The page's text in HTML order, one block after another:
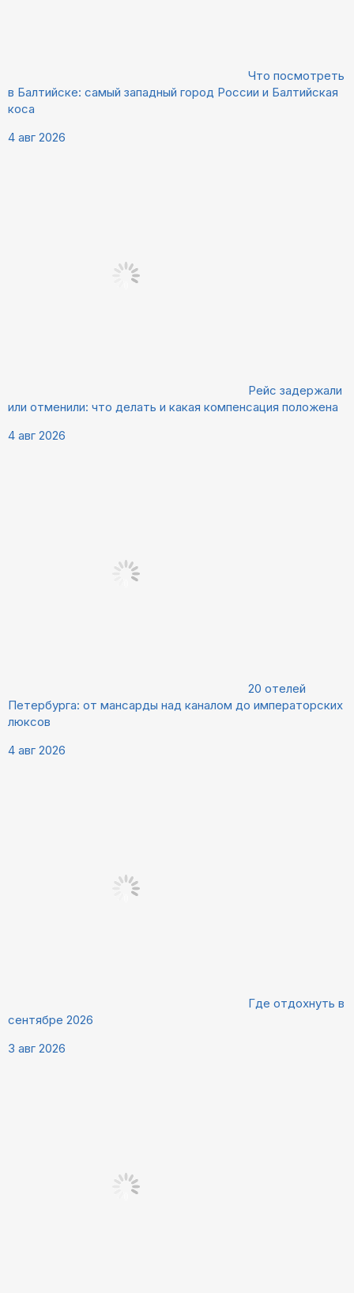
Что посмотреть
в Балтийске: самый западный город России и Балтийская
коса
4 авг 2026
Рейс задержали
или отменили: что делать и какая компенсация положена
4 авг 2026
20 отелей
Петербурга: от мансарды над каналом до императорских
люксов
4 авг 2026
Где отдохнуть в
сентябре 2026
3 авг 2026